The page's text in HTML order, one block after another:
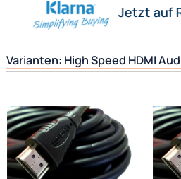
Ähnliche Produkte anzeigen
Frage zum Artikel stellen